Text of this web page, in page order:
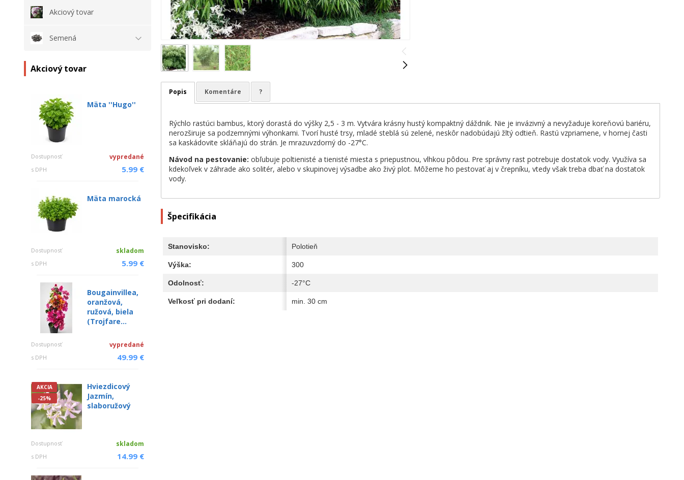
Akciový tovar
Semená
Akciový tovar
Mäta ''Hugo''
Dostupnosť vypredané
s DPH 5.99 €
Mäta marocká
Dostupnosť skladom
s DPH 5.99 €
Bougainvillea,
oranžová,
ružová, biela
(Trojfare...
Dostupnosť vypredané
s DPH 49.99 €
AKCIA
-25%
Hviezdicový
Jazmín,
slaboružový
Dostupnosť skladom
s DPH 14.99 €
Popis Komentáre ?
Rýchlo rastúci bambus, ktorý dorastá do výšky 2,5 - 3 m. Vytvára krásny hustý kompaktný dáždnik. Nie je invázivný a nevyžaduje koreňovú bariéru,
nerozširuje sa podzemnými výhonkami. Tvorí husté trsy, mladé steblá sú zelené, neskôr nadobúdajú žltý odtieň. Rastú vzpriamene, v hornej časti
sa kaskádovite skláňajú do strán. Je mrazuvzdorný do -27°C.
Návod na pestovanie: obľubuje poltienisté a tienisté miesta s priepustnou, vlhkou pôdou. Pre správny rast potrebuje dostatok vody. Využíva sa
kdekoľvek v záhrade ako solitér, alebo v skupinovej výsadbe ako živý plot. Môžeme ho pestovať aj v črepníku, vtedy však treba dbať na dostatok
vody.
Špecifikácia
Stanovisko: Polotieň
Výška: 300
Odolnosť: -27°C
Veľkosť pri dodaní: min. 30 cm